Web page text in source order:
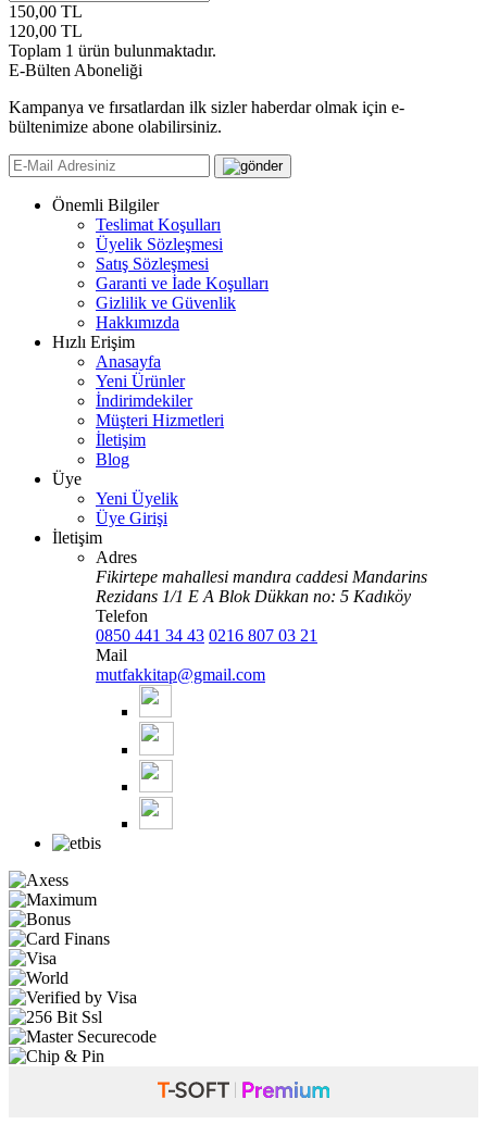
150,00 TL
120,00 TL
Toplam 1 ürün bulunmaktadır.
E-Bülten Aboneliği
Kampanya ve fırsatlardan ilk sizler haberdar olmak için e-
bültenimize abone olabilirsiniz.
Önemli Bilgiler
Teslimat Koşulları
Üyelik Sözleşmesi
Satış Sözleşmesi
Garanti ve İade Koşulları
Gizlilik ve Güvenlik
Hakkımızda
Hızlı Erişim
Anasayfa
Yeni Ürünler
İndirimdekiler
Müşteri Hizmetleri
İletişim
Blog
Üye
Yeni Üyelik
Üye Girişi
İletişim
Adres
Fikirtepe mahallesi mandıra caddesi Mandarins
Rezidans 1/1 E A Blok Dükkan no: 5 Kadıköy
Telefon
0850 441 34 43 0216 807 03 21
Mail
mutfakkitap@gmail.com